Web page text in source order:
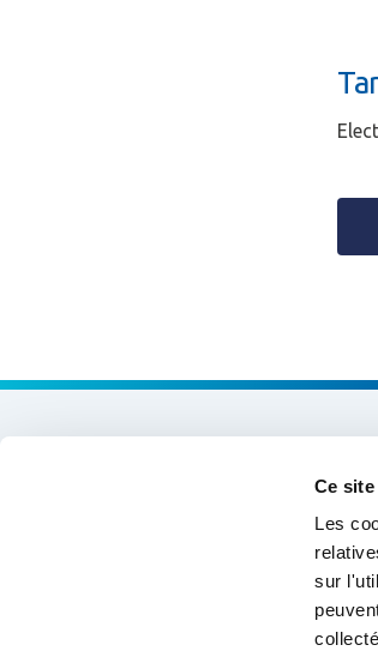
Ce
Les
sur
Data and Information Systems